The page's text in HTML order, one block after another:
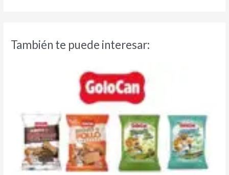
También te puede interesar: